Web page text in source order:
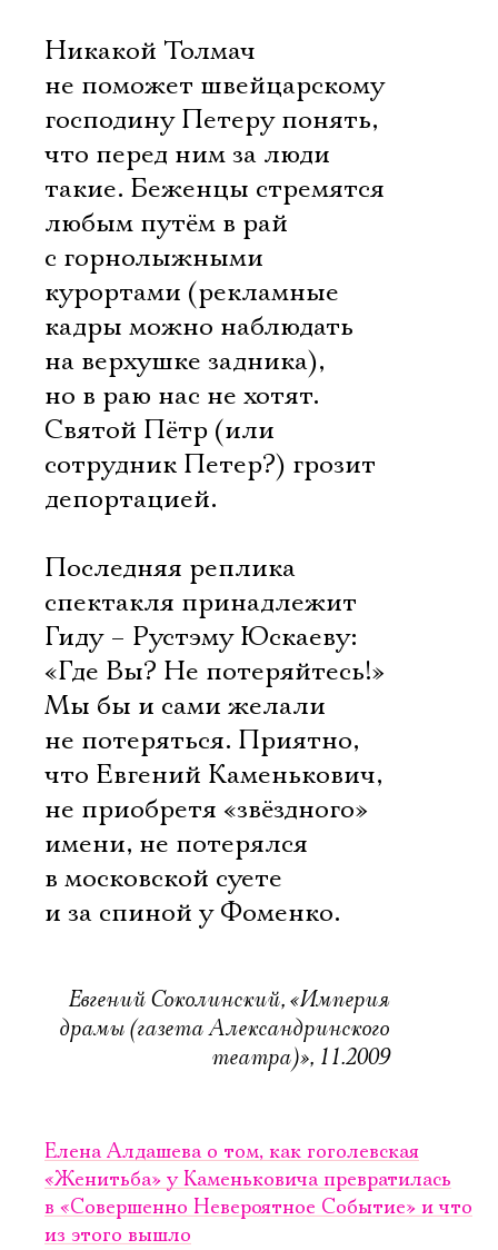
Никакой Толмач
не поможет швейцарскому
господину Петеру понять,
что перед ним за люди
такие. Беженцы стремятся
любым путём в рай
с горнолыжными
курортами (рекламные
кадры можно наблюдать
на верхушке задника),
но в раю нас не хотят.
Святой Пётр (или
сотрудник Петер?) грозит
депортацией.
Последняя реплика
спектакля принадлежит
Гиду – Рустэму Юскаеву:
«Где Вы? Не потеряйтесь!»
Мы бы и сами желали
не потеряться. Приятно,
что Евгений Каменькович,
не приобретя «звёздного»
имени, не потерялся
в московской суете
и за спиной у Фоменко.
Евгений Соколинский, «Империя
драмы (газета Александринского
театра)», 11.2009
Елена Алдашева о том, как гоголевская
«Женитьба» у Каменьковича превратилась
в «Совершенно Невероятное Событие» и что
из этого вышло